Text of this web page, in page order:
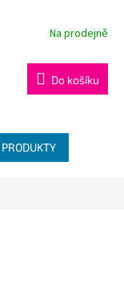
Na prodejně
Do košíku